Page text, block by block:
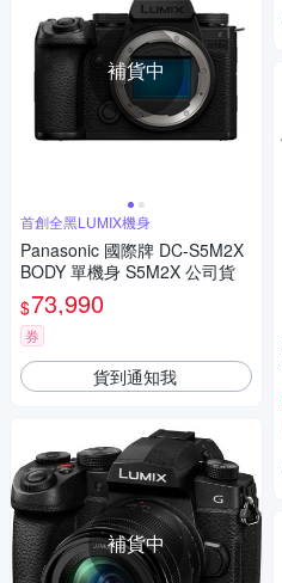
補貨中
首創全黑LUMIX機身
Panasonic 國際牌 DC-S5M2X
BODY 單機身 S5M2X 公司貨
$73,990
券
貨到通知我
補貨中